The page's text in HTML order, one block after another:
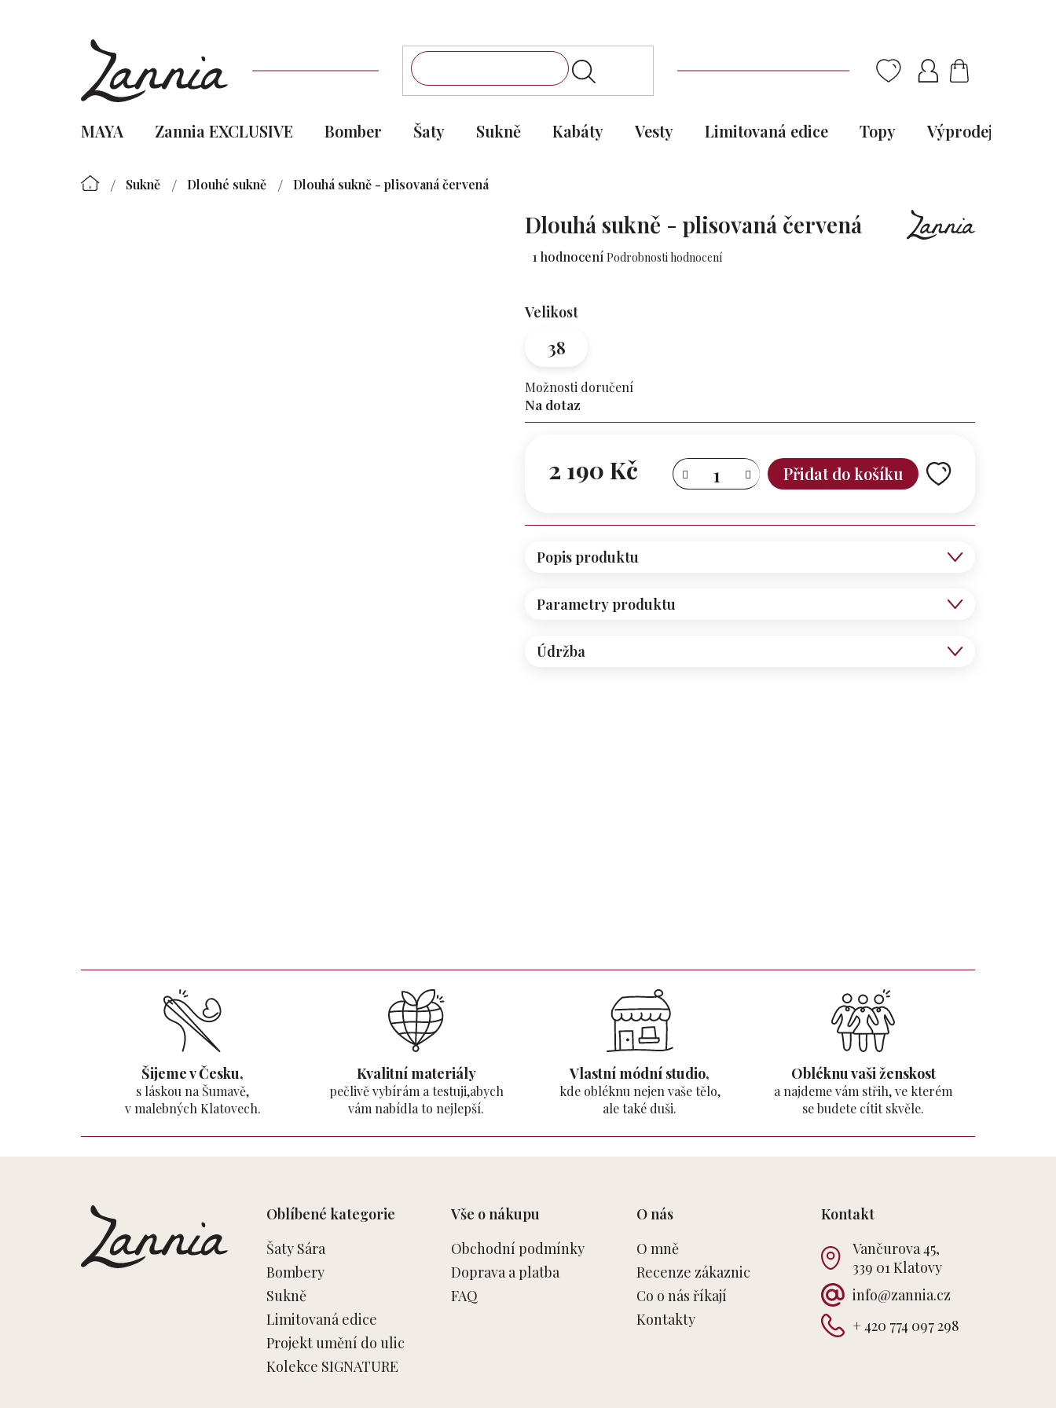
NÁKUPNÍ
KOŠÍK
MAYA Zannia EXCLUSIVE Bomber Šaty Sukně Kabáty Vesty Limitovaná edice Topy Výprodej
/ Sukně / Dlouhé sukně / Dlouhá sukně - plisovaná červená
Velikost
38
Možnosti doručení
Na dotaz
2 190 Kč Přidat do košíku
Dlouhá sukně - plisovaná červená
Průměrné
5,0
hvězdiček.
1 hodnocení Podrobnosti hodnocení
Údržba
Parametry produktu
Popis produktu
Šijeme v Česku,
s láskou na Šumavě,
v malebných Klatovech.
Kvalitní materiály
pečlivě vybírám a testuji,abych
vám nabídla to nejlepší.
Vlastní módní studio,
kde obléknu nejen vaše tělo,
ale také duši.
Obléknu vaši ženskost
a najdeme vám střih, ve kterém
se budete cítit skvěle.
Oblíbené kategorie
Šaty Sára
Bombery
Sukně
Limitovaná edice
Projekt umění do ulic
Kolekce SIGNATURE
Vše o nákupu
Obchodní podmínky
Doprava a platba
FAQ
O nás
O mně
Recenze zákaznic
Co o nás říkají
Kontakty
Kontakt
Vančurova 45,
339 01 Klatovy
info@zannia.cz
+ 420 774 097 298